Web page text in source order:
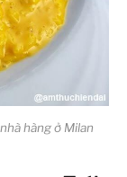
hàng ở Milan